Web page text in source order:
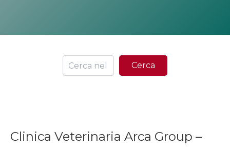
Cerca
Clinica Veterinaria Arca Group –